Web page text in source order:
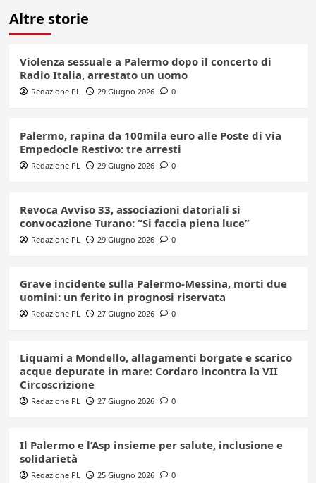
Altre storie
Violenza sessuale a Palermo dopo il concerto di
Radio Italia, arrestato un uomo
Redazione PL 29 Giugno 2026 0
Palermo, rapina da 100mila euro alle Poste di via
Empedocle Restivo: tre arresti
Redazione PL 29 Giugno 2026 0
Revoca Avviso 33, associazioni datoriali si
convocazione Turano: “Si faccia piena luce”
Redazione PL 29 Giugno 2026 0
Grave incidente sulla Palermo-Messina, morti due
uomini: un ferito in prognosi riservata
Redazione PL 27 Giugno 2026 0
Liquami a Mondello, allagamenti borgate e scarico
acque depurate in mare: Cordaro incontra la VII
Circoscrizione
Redazione PL 27 Giugno 2026 0
Il Palermo e l’Asp insieme per salute, inclusione e
solidarietà
Redazione PL 25 Giugno 2026 0